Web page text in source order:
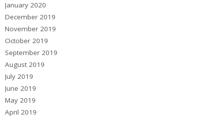
January 2020
December 2019
November 2019
October 2019
September 2019
August 2019
July 2019
June 2019
May 2019
April 2019